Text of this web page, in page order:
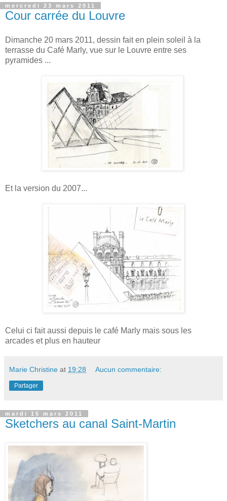
mercredi 23 mars 2011
Cour carrée du Louvre
Dimanche 20 mars 2011, dessin fait en plein soleil à la
terrasse du Café Marly, vue sur le Louvre entre ses
pyramides ...
Et la version du 2007...
Celui ci fait aussi depuis le café Marly mais sous les
arcades et plus en hauteur
Marie Christine at 19:28 Aucun commentaire:
Partager
mardi 15 mars 2011
Sketchers au canal Saint-Martin